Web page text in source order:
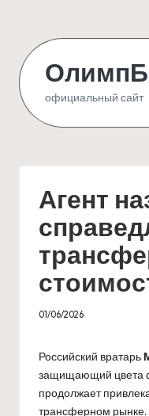
content
официальный сайт
Агент
01/06/2026
Российский вратарь
защищающий цвета
продолжает
трансферном рынке.